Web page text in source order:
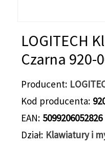
LOGITECH
Czarna 920-
Producent
Kod producenta
EAN 5099206052826
Dział Klawiatury i